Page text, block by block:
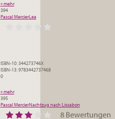
» mehr
394
Pascal MercierLea
ISBN-10: 344273746X
ISBN-13: 9783442737468
0
» mehr
395
Pascal MercierNachtzug nach Lissabon
8 Bewertungen